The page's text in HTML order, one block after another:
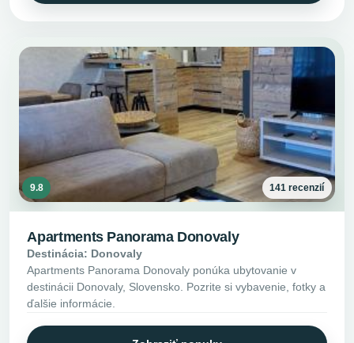
9.8 141 recenzií
Apartments Panorama Donovaly
Destinácia: Donovaly
Apartments Panorama Donovaly ponúka ubytovanie v
destinácii Donovaly, Slovensko. Pozrite si vybavenie, fotky a
ďalšie informácie.